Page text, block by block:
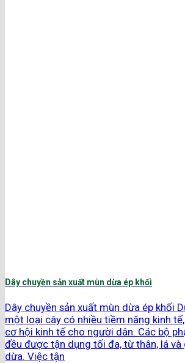
Dây chuyền sản xuất mùn dừa ép khối
Dây chuyền sản xuất mùn dừa ép khối
một loại cây có nhiều tiềm năng kinh
cơ hội kinh tế cho người dân. Các bộ
đều được tận dụng tối đa, từ thân, lá và
dừa. Việc tận